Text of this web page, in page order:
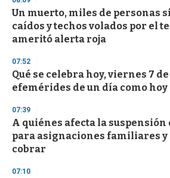
e
c
o
n
Un muerto, miles de personas
caídos y techos volados por el
ameritó alerta roja
07:52
Qué se celebra hoy, viernes 7
efemérides de un día como
07:39
A quiénes afecta la suspensión
para asignaciones familiares y
cobrar
07:10